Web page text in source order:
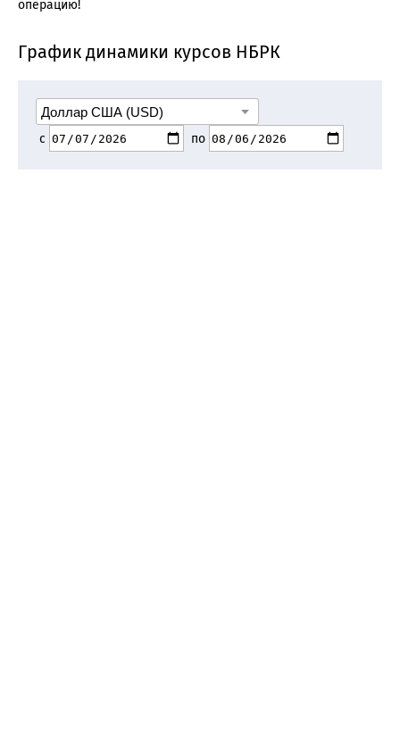
операцию!
График динамики курсов НБРК
с по